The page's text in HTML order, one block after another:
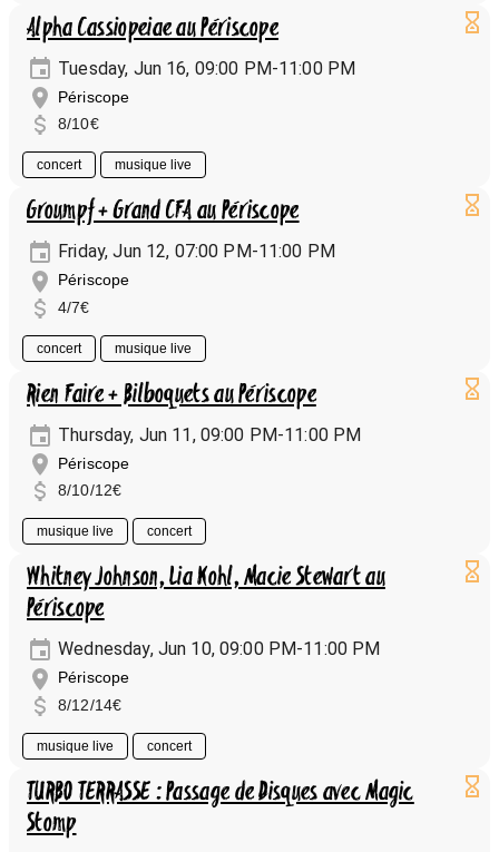
Alpha Cassiopeiae au Périscope
Tuesday, Jun 16, 09:00 PM-11:00 PM
Périscope
8/10€
concert musique live
Groumpf + Grand CFA au Périscope
Friday, Jun 12, 07:00 PM-11:00 PM
Périscope
4/7€
concert musique live
Rien Faire + Bilboquets au Périscope
Thursday, Jun 11, 09:00 PM-11:00 PM
Périscope
8/10/12€
musique live concert
Whitney Johnson, Lia Kohl, Macie Stewart au
Périscope
Wednesday, Jun 10, 09:00 PM-11:00 PM
Périscope
8/12/14€
musique live concert
TURBO TERRASSE : Passage de Disques avec Magic
Stomp